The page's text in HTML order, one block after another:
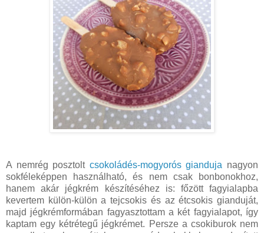
A nemrég posztolt csokoládés-mogyorós gianduja nagyon
sokféleképpen használható, és nem csak bonbonokhoz,
hanem akár jégkrém készítéséhez is: főzött fagyialapba
kevertem külön-külön a tejcsokis és az étcsokis gianduját,
majd jégkrémformában fagyasztottam a két fagyialapot, így
kaptam egy kétrétegű jégkrémet. Persze a csokiburok nem